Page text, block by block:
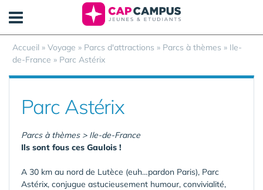
Accueil » Voyage » Parcs d'attractions » Parcs à thèmes » Ile-
de-France » Parc Astérix
Parc Astérix
Parcs à thèmes > Ile-de-France
Ils sont fous ces Gaulois !
A 30 km au nord de Lutèce (euh…pardon Paris), Parc
Astérix, conjugue astucieusement humour, convivialité,
Panneau de gestion des cookies